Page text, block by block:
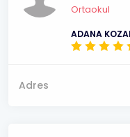
Ortaokul
ADANA
Adres